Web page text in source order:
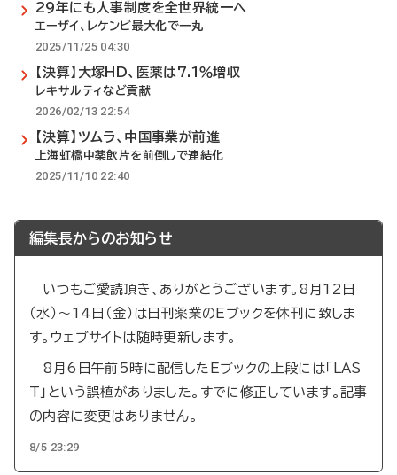
29年にも人事制度を全世界統一へ
エーザイ、レケンビ最大化で一丸
2025/11/25 04:30
【決算】大塚HD、医薬は7.1％増収
レキサルティなど貢献
2026/02/13 22:54
【決算】ツムラ、中国事業が前進
上海虹橋中薬飲片を前倒しで連結化
2025/11/10 22:40
編集長からのお知らせ
いつもご愛読頂き、ありがとうございます。8月12日
（水）～14日（金）は日刊薬業のEブックを休刊に致しま
す。ウェブサイトは随時更新します。
8月6日午前5時に配信したEブックの上段には「LAS
T」という誤植がありました。すでに修正しています。記事
の内容に変更はありません。
8/5 23:29